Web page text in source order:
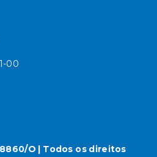
00
O | Todos os direitos